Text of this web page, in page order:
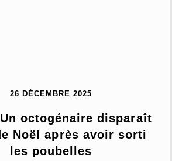
26 DÉCEMBRE 2025
octogénaire disparaît
Noël après avoir sorti
les poubelles